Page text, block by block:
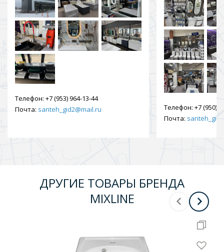
Телефон: +7 (953) 964-13-44
Почта: santeh_gid2@mail.ru Телефон: +7 (950)
Почта:
ДРУГИЕ ТОВАРЫ БРЕНДА
MIXLINE